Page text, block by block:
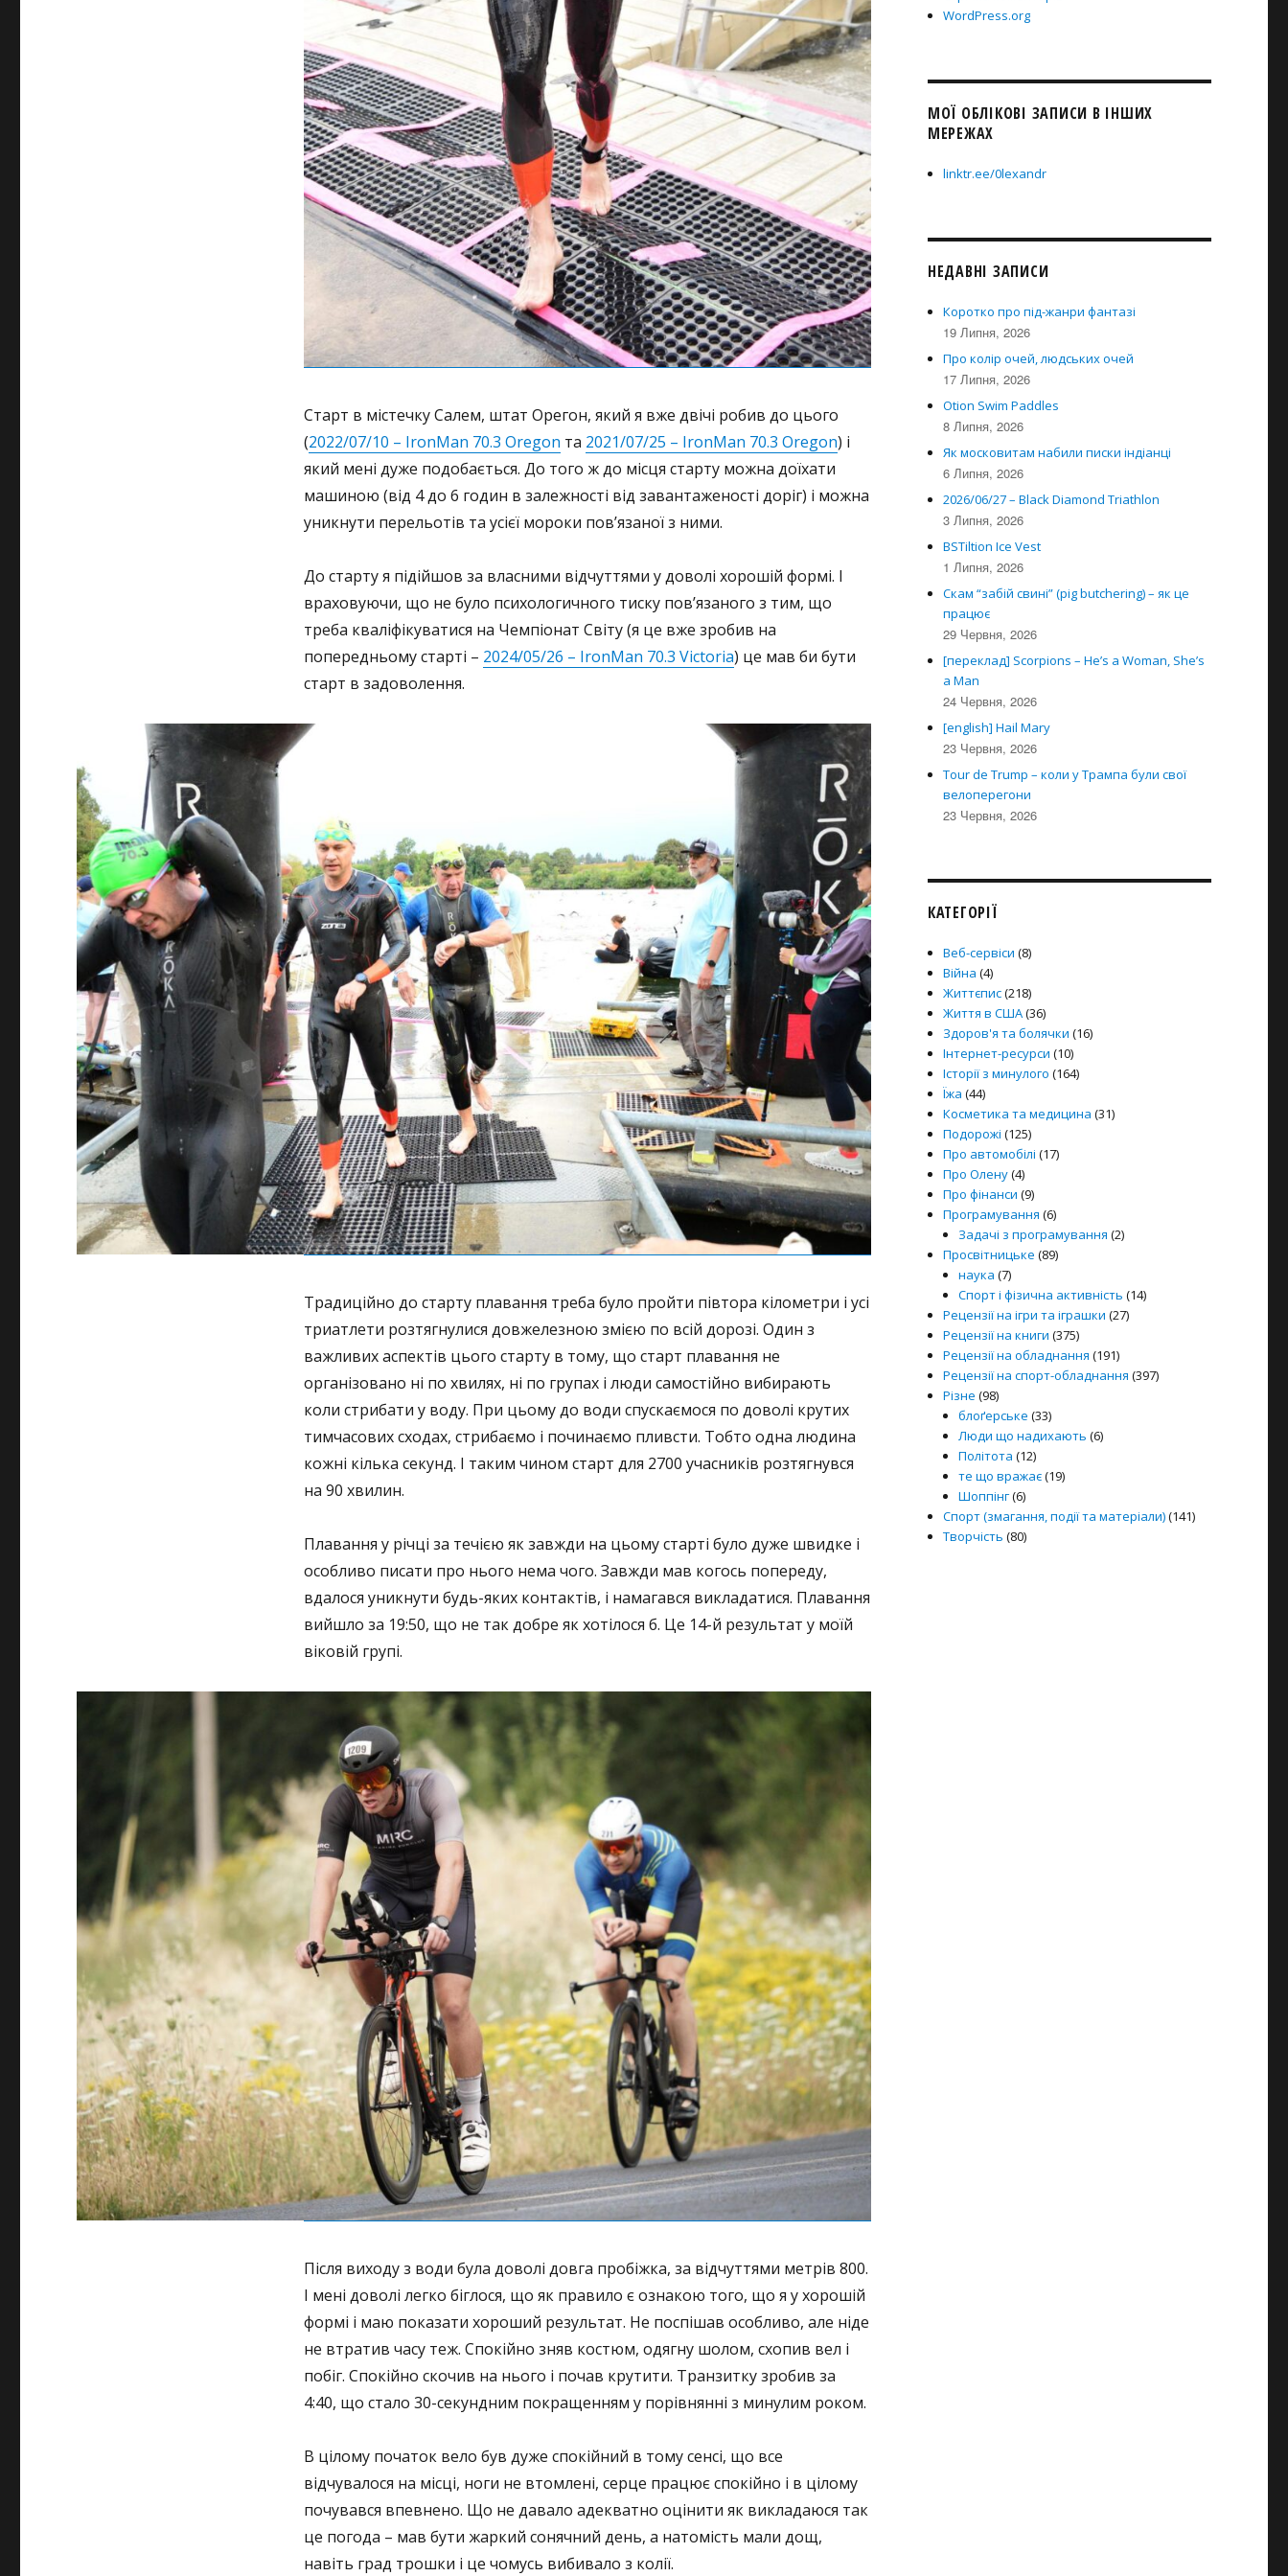
Старт в містечку Салем, штат Орегон, який я вже двічі робив до цього
(2022/07/10 – IronMan 70.3 Oregon та 2021/07/25 – IronMan 70.3 Oregon) і
який мені дуже подобається. До того ж до місця старту можна доїхати
машиною (від 4 до 6 годин в залежності від завантаженості доріг) і можна
уникнути перельотів та усієї мороки пов’язаної з ними.
До старту я підійшов за власними відчуттями у доволі хорошій формі. І
враховуючи, що не було психологичного тиску пов’язаного з тим, що
треба кваліфікуватися на Чемпіонат Світу (я це вже зробив на
попередньому старті – 2024/05/26 – IronMan 70.3 Victoria) це мав би бути
старт в задоволення.
Традиційно до старту плавання треба було пройти півтора кілометри і усі
триатлети розтягнулися довжелезною змією по всій дорозі. Один з
важливих аспектів цього старту в тому, що старт плавання не
організовано ні по хвилях, ні по групах і люди самостійно вибирають
коли стрибати у воду. При цьому до води спускаємося по доволі крутих
тимчасових сходах, стрибаємо і починаємо пливсти. Тобто одна людина
кожні кілька секунд. І таким чином старт для 2700 учасників розтягнувся
на 90 хвилин.
Плавання у річці за течією як завжди на цьому старті було дуже швидке і
особливо писати про нього нема чого. Завжди мав когось попереду,
вдалося уникнути будь-яких контактів, і намагався викладатися. Плавання
вийшло за 19:50, що не так добре як хотілося б. Це 14-й результат у моїй
віковій групі.
Після виходу з води була доволі довга пробіжка, за відчуттями метрів 800.
І мені доволі легко біглося, що як правило є ознакою того, що я у хорошій
формі і маю показати хороший результат. Не поспішав особливо, але ніде
не втратив часу теж. Спокійно зняв костюм, одягну шолом, схопив вел і
побіг. Спокійно скочив на нього і почав крутити. Транзитку зробив за
4:40, що стало 30-секундним покращенням у порівнянні з минулим роком.
В цілому початок вело був дуже спокійний в тому сенсі, що все
відчувалося на місці, ноги не втомлені, серце працює спокійно і в цілому
почувався впевнено. Що не давало адекватно оцінити як викладаюся так
це погода – мав бути жаркий сонячний день, а натомість мали дощ,
навіть град трошки і це чомусь вибивало з колії.
WordPress.org
МОЇ ОБЛІКОВІ ЗАПИСИ В ІНШИХ
МЕРЕЖАХ
linktr.ee/0lexandr
НЕДАВНІ ЗАПИСИ
Коротко про під-жанри фантазі
19 Липня, 2026
Про колір очей, людських очей
17 Липня, 2026
Otion Swim Paddles
8 Липня, 2026
Як московитам набили писки індіанці
6 Липня, 2026
2026/06/27 – Black Diamond Triathlon
3 Липня, 2026
BSTiltion Ice Vest
1 Липня, 2026
Скам “забій свині” (pig butchering) – як це
працює
29 Червня, 2026
[переклад] Scorpions – He’s a Woman, She’s
a Man
24 Червня, 2026
[english] Hail Mary
23 Червня, 2026
Tour de Trump – коли у Трампа були свої
велоперегони
23 Червня, 2026
КАТЕГОРІЇ
Веб-сервіси (8)
Війна (4)
Життєпис(218)
Життя в США(36)
Здоров'я та болячки (16)
Інтернет-ресурси (10)
Історії з минулого (164)
Їжа (44)
Косметика та медицина (31)
Подорожі (125)
Про автомобілі (17)
Про Олену(4)
Про фінанси (9)
Програмування (6)
Задачі з програмування (2)
Просвітницьке (89)
наука (7)
Спорт і фізична активність (14)
Рецензії на ігри та іграшки (27)
Рецензії на книги (375)
Рецензії на обладнання (191)
Рецензії на спорт-обладнання (397)
Різне (98)
блоґерське (33)
Люди що надихають (6)
Політота (12)
те що вражає(19)
Шоппінг(6)
Спорт (змагання, події та матеріали)(141)
Творчість (80)